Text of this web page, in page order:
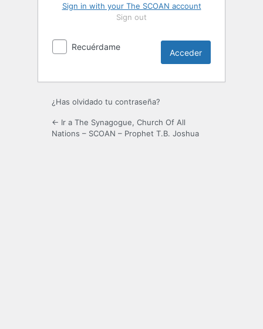
Sign in with your The SCOAN account
Sign out
Recuérdame
¿Has olvidado tu contraseña?
← Ir a The Synagogue, Church Of All
Nations – SCOAN – Prophet T.B. Joshua